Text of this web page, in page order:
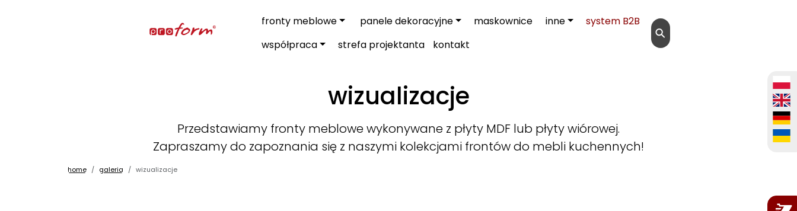
fronty meblowe panele dekoracyjne maskownice inne
system B2B
współpraca
strefa projektanta kontakt
⚲
wizualizacje
Przedstawiamy fronty meblowe wykonywane z płyty MDF lub płyty wiórowej.
Zapraszamy do zapoznania się z naszymi kolekcjami frontów do mebli kuchennych!
home galeria wizualizacje